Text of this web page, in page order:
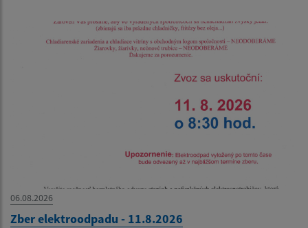
06.08.2026
Zber elektroodpadu - 11.8.2026